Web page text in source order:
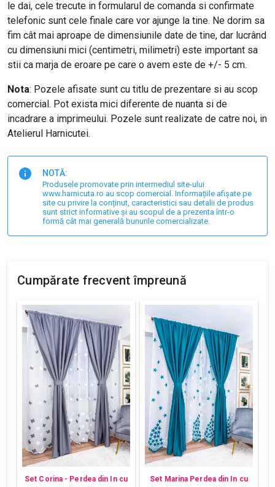
le dai, cele trecute in formularul de comanda si confirmate
telefonic sunt cele finale care vor ajunge la tine. Ne dorim sa
fim cât mai aproape de dimensiunile date de tine, dar lucrând
cu dimensiuni mici (centimetri, milimetri) este important sa
stii ca marja de eroare pe care o avem este de +/- 5 cm.
Nota: Pozele afisate sunt cu titlu de prezentare si au scop
comercial. Pot exista mici diferente de nuanta si de
incadrare a imprimeului. Pozele sunt realizate de catre noi, in
Atelierul Harnicutei.
NOTĂ:
Produsele promovate prin intermediul site-ului
www.harnicuta.ro au scop comercial. Informațiile afișate pe
site cu privire la conținut, caracteristici sau detalii de produs
sunt strict informative și au scopul de a prezenta într-o
formă cât mai generală bunurile comercializate.
Cumpărate frecvent împreună
Set Corina - Perdea din In cu
Set Marina Perdea din In cu